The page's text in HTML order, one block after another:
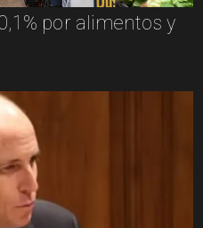
por alimentos y